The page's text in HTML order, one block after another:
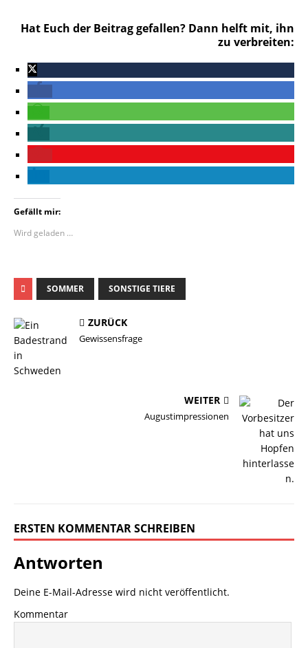
Hat Euch der Beitrag gefallen? Dann helft mit, ihn
zu verbreiten:
Gefällt mir:
Wird geladen …
SOMMER SONSTIGE TIERE
ZURÜCK
Gewissensfrage
WEITER
Augustimpressionen
ERSTEN KOMMENTAR SCHREIBEN
Antworten
Deine E-Mail-Adresse wird nicht veröffentlicht.
Kommentar